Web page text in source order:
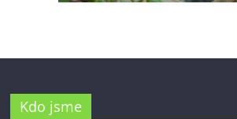
Kdo jsme